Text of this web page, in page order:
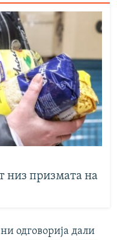
низ призмата на
одговорија дали